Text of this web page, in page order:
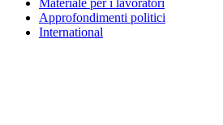
Materiale per i lavoratori
Approfondimenti politici
International